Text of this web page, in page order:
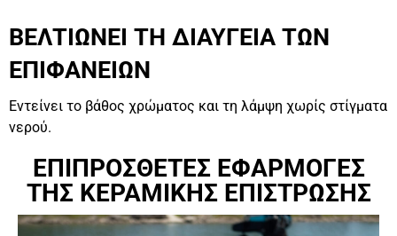
ΒΕΛΤΙΩΝΕΙ ΤΗ ΔΙΑΥΓΕΙΑ ΤΩΝ
ΕΠΙΦΑΝΕΙΩΝ
Εντείνει το βάθος χρώματος και τη λάμψη χωρίς στίγματα
νερού.
ΕΠΙΠΡΟΣΘΕΤΕΣ ΕΦΑΡΜΟΓΕΣ
ΤΗΣ ΚΕΡΑΜΙΚΗΣ ΕΠΙΣΤΡΩΣΗΣ